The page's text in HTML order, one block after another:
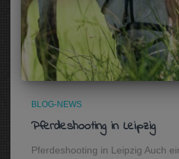
BLOG-NEWS
Pferdeshooting in Leipzig
Pferdeshooting in Leipzig Auch